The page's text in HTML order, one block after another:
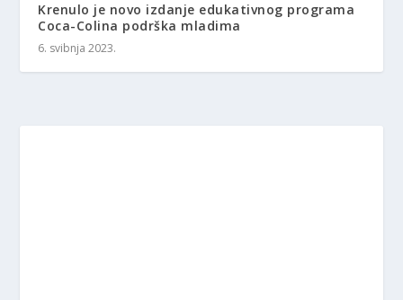
Krenulo je novo izdanje edukativnog programa
Coca-Colina podrška mladima
6. svibnja 2023.